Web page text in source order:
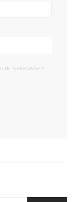
THIS BROWSER